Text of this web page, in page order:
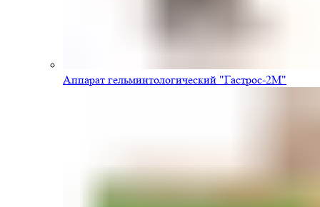
Аппарат гельминтологический "Гастрос-2М"